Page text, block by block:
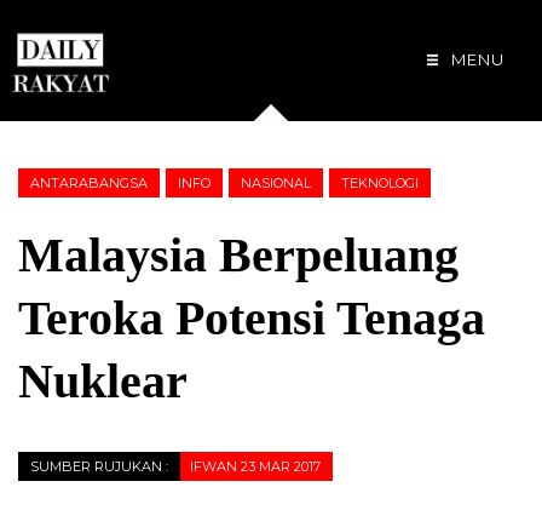
MENU
ANTARABANGSA INFO NASIONAL TEKNOLOGI
Malaysia Berpeluang
Teroka Potensi Tenaga
Nuklear
SUMBER RUJUKAN : IFWAN 23 MAR 2017